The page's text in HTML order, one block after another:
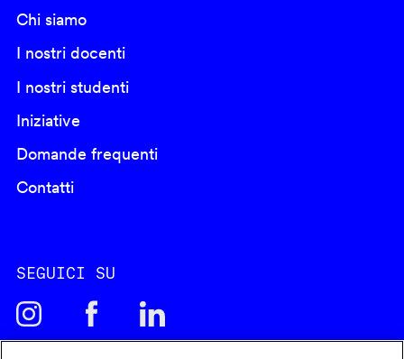
Chi siamo
I nostri docenti
I nostri studenti
Iniziative
Domande frequenti
Contatti
SEGUICI SU